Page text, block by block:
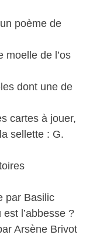
poème de
moelle de l’os
dont une de
cartes à jouer,
sellette : G.
par Basilic
l’abbesse ?
Arsène Brivot